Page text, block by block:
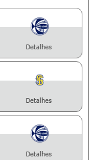
Detalhes
Detalhes
Detalhes